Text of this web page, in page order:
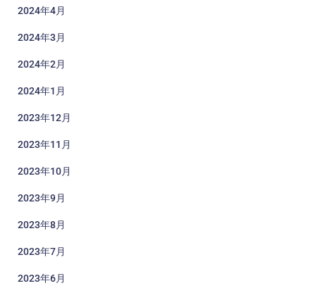
2024年4月
2024年3月
2024年2月
2024年1月
2023年12月
2023年11月
2023年10月
2023年9月
2023年8月
2023年7月
2023年6月